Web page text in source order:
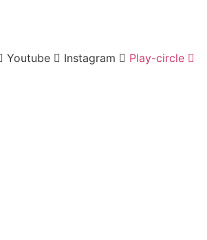
Youtube Instagram Play-circle